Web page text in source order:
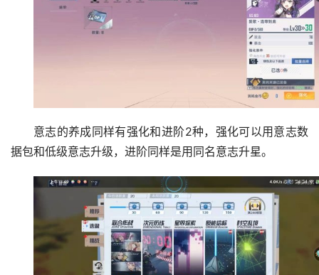
意志的养成同样有强化和进阶2种，强化可以用意志数
据包和低级意志升级，进阶同样是用同名意志升星。